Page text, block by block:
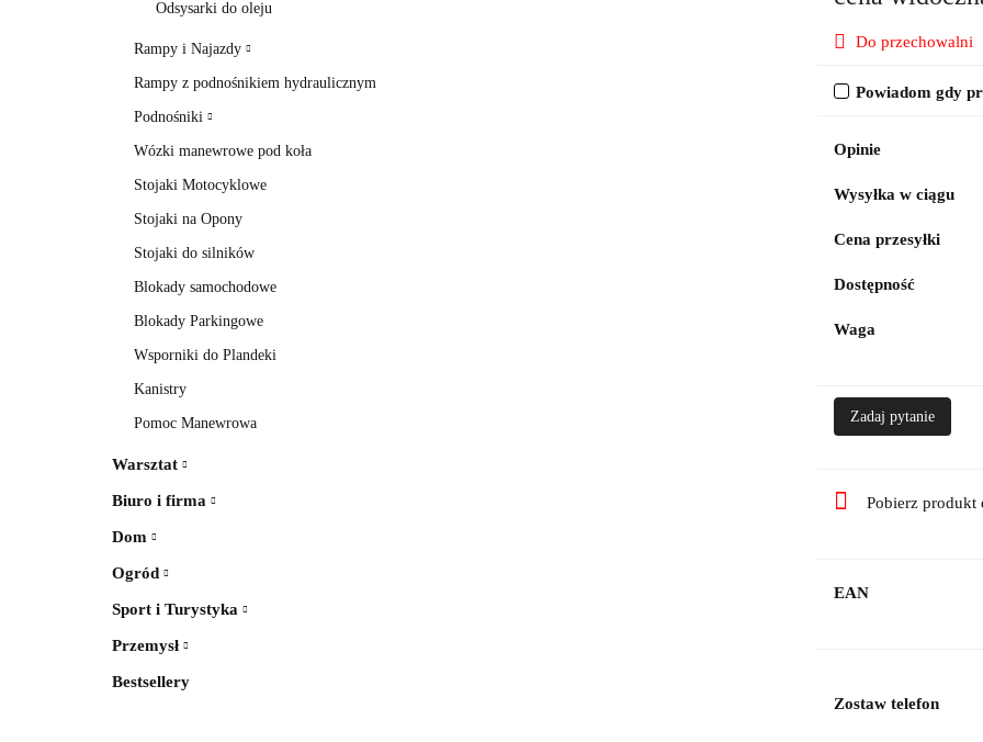
Odsysarki do oleju
Rampy i Najazdy
Rampy z podnośnikiem hydraulicznym
Podnośniki
Wózki manewrowe pod koła
Stojaki Motocyklowe
Stojaki na Opony
Stojaki do silników
Blokady samochodowe
Blokady Parkingowe
Wsporniki do Plandeki
Kanistry
Pomoc Manewrowa
Warsztat
Biuro i firma
Dom
Ogród
Sport i Turystyka
Przemysł
Bestsellery
Do przechowalni
Powiadom gdy
Opinie
Wysyłka w ciągu
Cena przesyłki
Dostępność
Waga
Zadaj pytanie
Pobierz produkt
EAN
Zostaw telefon